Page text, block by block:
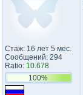
Стаж: 16 лет 5 мес.
Сообщений: 294
Ratio: 10.678
100%